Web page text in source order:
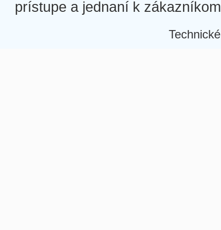
prístupe a jednaní k